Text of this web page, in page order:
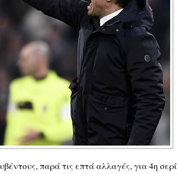
παρά τις επτά αλλαγές, για 4η σερί